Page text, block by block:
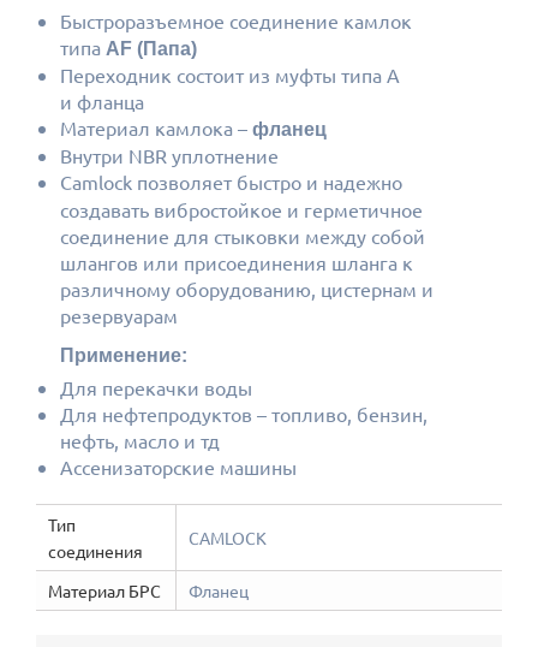
Быстроразъемное соединение камлок
типа AF (Папа)
Переходник состоит из муфты типа A
и фланца
Материал камлока – фланец
Внутри NBR уплотнение
Camlock позволяет быстро и надежно
создавать вибростойкое и герметичное
соединение для стыковки между собой
шлангов или присоединения шланга к
различному оборудованию, цистернам и
резервуарам
Применение:
Для перекачки воды
Для нефтепродуктов – топливо, бензин,
нефть, масло и тд
Ассенизаторские машины
Тип
соединения
CAMLOCK
Материал БРС Фланец